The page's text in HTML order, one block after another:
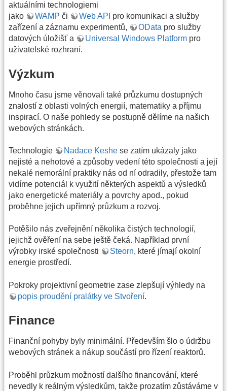
aktuálními technologiemi
jako
WAMP či Web API pro komunikaci a služby
zařízení a záznamu experimentů,
OData pro služby
datových úložišť a
Universal Windows Platform pro
uživatelské rozhraní.
Výzkum
Mnoho času jsme věnovali také průzkumu dostupných
znalostí z oblasti volných energií, matematiky a příjmu
inspirací. O naše pohledy se postupně dělíme na našich
webových stránkách.
Technologie Nadace Keshe se zatím ukázaly jako
nejisté a nehotové a způsoby vedení této společnosti a její
nekalé nemorální praktiky nás od ní odradily, přestože tam
vidíme potenciál k využití některých aspektů a výsledků
jako energetické materiály a povrchy apod., pokud
proběhne jejich upřímný průzkum a rozvoj.
Potěšilo nás zveřejnění několika čistých technologií,
jejichž ověření na sebe ještě čeká. Například první
výrobky irské společnosti
Steorn, které jímají okolní
energie prostředí.
Pokroky projektivní geometrie zase zlepšují výhledy na
popis proudění pralátky ve Stvoření.
Finance
Finanční pohyby byly minimální. Především šlo o údržbu
webových stránek a nákup součástí pro řízení reaktorů.
Proběhl průzkum možností dalšího financování, které
nevedly k reálným výsledkům, takže prozatím zůstáváme v